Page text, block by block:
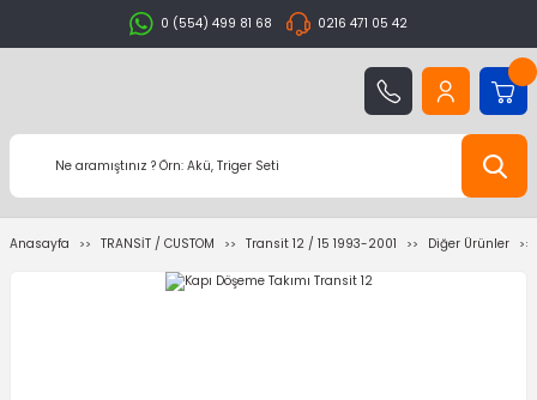
0 (554) 499 81 68 0216 471 05 42
Anasayfa TRANSİT / CUSTOM Transit 12 / 15 1993-2001 Diğer Ürünler